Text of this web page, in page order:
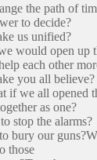
the path of
to decide?
us unified?
would open up
each other
you all believe?
we all opened
as one?
stop the alarms?
bury our
those